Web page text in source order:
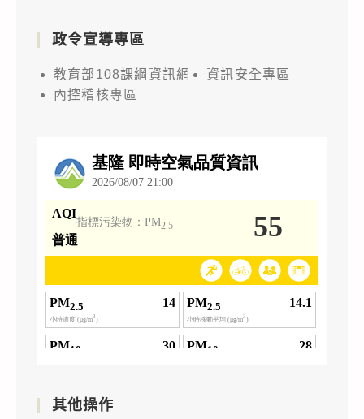
政令宣導專區
教育部108課綱資訊網
資訊安全專區
內控稽核專區
其他操作